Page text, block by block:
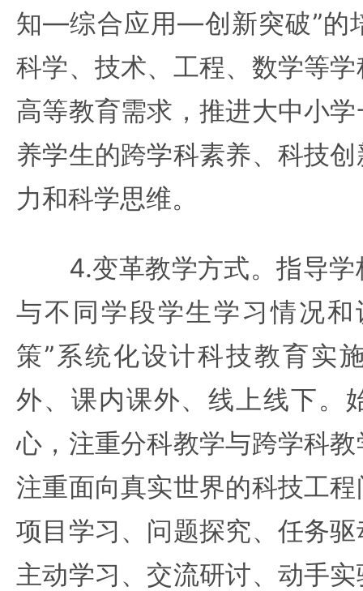
知—综合应用—创新突破”的
科学、技术、工程、数学等
高等教育需求，推进大中小
养学生的跨学科素养、科技
力和科学思维。
4.变革教学方式。指导学
与不同学段学生学习情况
策”系统化设计科技教育实
外、课内课外、线上线下。
心，注重分科教学与跨学科
注重面向真实世界的科技工
项目学习、问题探究、任务
主动学习、交流研讨、动手